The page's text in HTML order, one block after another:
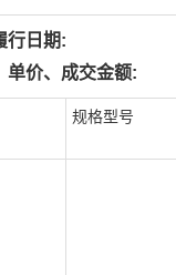
行日期:
单价、成交金额:
规格型号